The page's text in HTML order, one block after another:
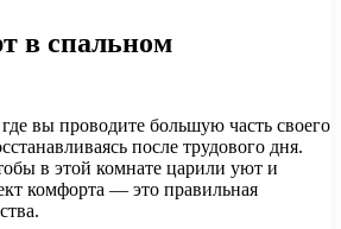
в спальном
вы проводите большую часть своего
после трудового дня.
в этой комнате царили уют и
комфорта — это правильная